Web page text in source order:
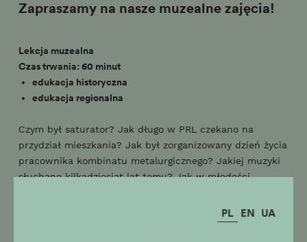
PL EN UA
Zapraszamy na nasze muzealne zajęcia!
Lekcja muzealna
Czas trwania: 60 minut
edukacja historyczna
edukacja regionalna
Czym był saturator? Jak długo w PRL czekano na
przydział mieszkania? Jak był zorganizowany dzień życia
pracownika kombinatu metalurgicznego? Jakiej muzyki
słuchano kilkadziesiąt lat temu? Jak w młodości
filmy Nowohucianie chodzili do kina? Na te i inne
pytania odpowiemy podczas multimedialnej lekcji w